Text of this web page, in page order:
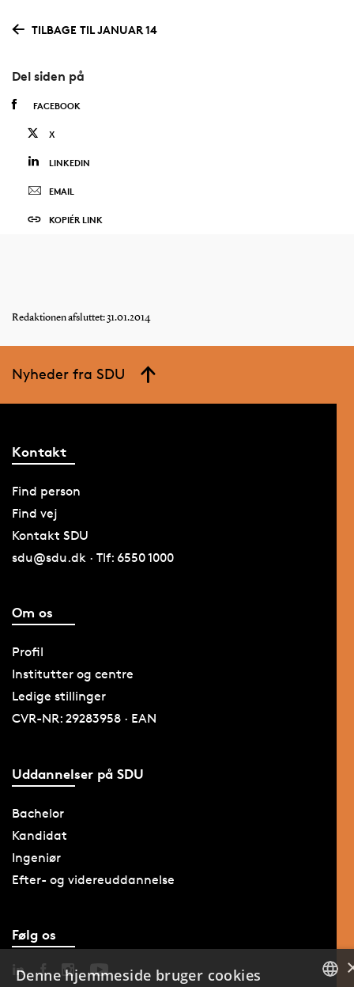
TILBAGE TIL JANUAR 14
Del siden på
FACEBOOK
X
LINKEDIN
EMAIL
KOPIÉR LINK
Redaktionen afsluttet: 31.01.2014
Nyheder fra SDU
Kontakt
Find person
Find vej
Kontakt SDU
sdu@sdu.dk · Tlf: 6550 1000
Om os
Profil
Institutter og centre
Ledige stillinger
CVR-NR: 29283958 · EAN
Uddannelser på SDU
Bachelor
Kandidat
Ingeniør
Efter- og videreuddannelse
Følg os
Denne hjemmeside bruger cookies